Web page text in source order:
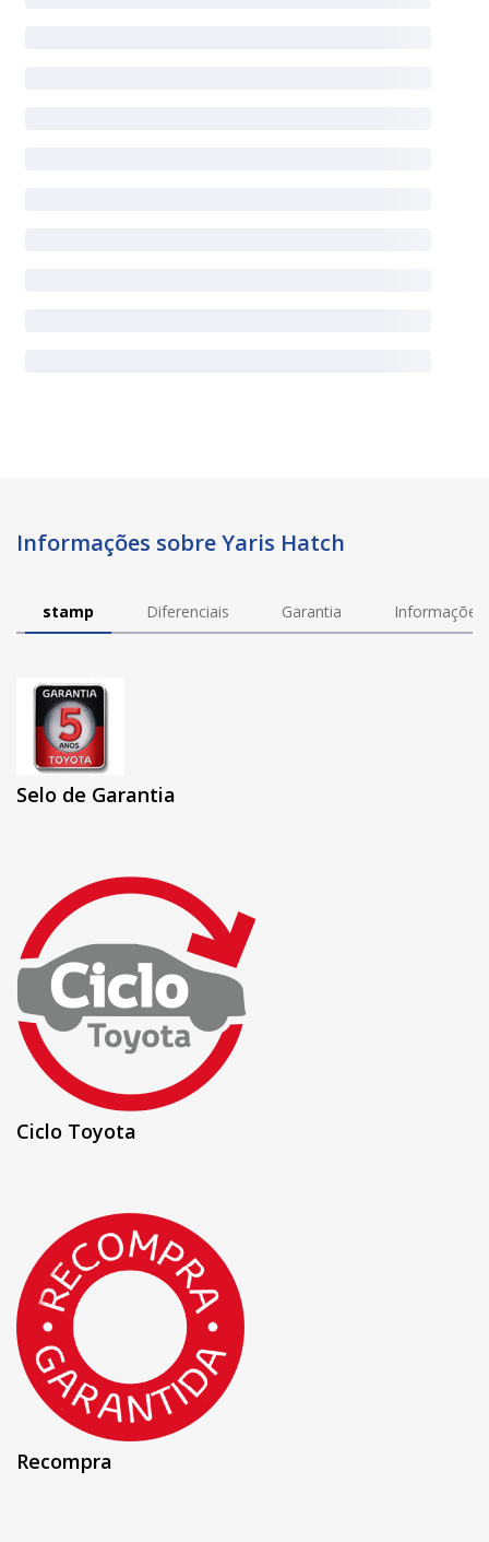
Informações sobre Yaris Hatch
stamp Diferenciais Garantia
Selo de Garantia
Ciclo Toyota
Recompra